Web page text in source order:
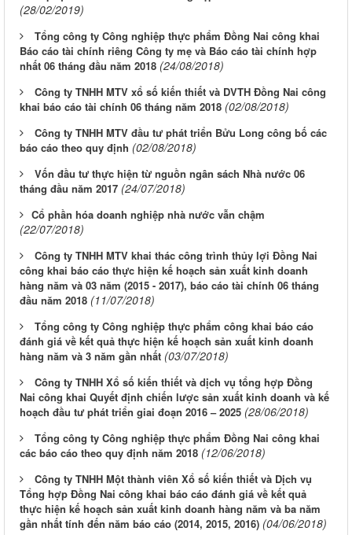
(28/02/2019)
Tổng công ty Công nghiệp thực phẩm Đồng Nai công khai
Báo cáo tài chính riêng Công ty mẹ và Báo cáo tài chính hợp
nhất 06 tháng đầu năm 2018 (24/08/2018)
Công ty TNHH MTV xổ số kiến thiết và DVTH Đồng Nai công
khai báo cáo tài chính 06 tháng năm 2018 (02/08/2018)
Công ty TNHH MTV đầu tư phát triển Bửu Long công bố các
báo cáo theo quy định (02/08/2018)
Vốn đầu tư thực hiện từ nguồn ngân sách Nhà nước 06
tháng đầu năm 2017 (24/07/2018)
​Cổ phần hóa doanh nghiệp nhà nước vẫn chậm
(22/07/2018)
Công ty TNHH MTV khai thác công trình thủy lợi Đồng Nai
công khai báo cáo thực hiện kế hoạch sản xuất kinh doanh
hàng năm và 03 năm (2015 - 2017), báo cáo tài chính 06 tháng
đầu năm 2018 (11/07/2018)
Tổng công ty Công nghiệp thực phẩm công khai báo cáo
đánh giá về kết quả thực hiện kế hoạch sản xuất kinh doanh
hàng năm và 3 năm gần nhất (03/07/2018)
Công ty TNHH Xổ số kiến thiết và dịch vụ tổng hợp Đồng
Nai công khai Quyết định chiến lược sản xuất kinh doanh và kế
hoạch đầu tư phát triển giai đoạn 2016 – 2025 (28/06/2018)
Tổng công ty Công nghiệp thực phẩm Đồng Nai công khai
các báo cáo theo quy định năm 2018 (12/06/2018)
Công ty TNHH Một thành viên Xổ số kiến thiết và Dịch vụ
Tổng hợp Đồng Nai công khai báo cáo đánh giá về kết quả
thực hiện kế hoạch sản xuất kinh doanh hàng năm và ba năm
gần nhất tính đến năm báo cáo (2014, 2015, 2016) (04/06/2018)